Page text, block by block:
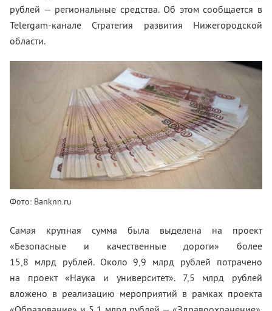
рублей — региональные средства. Об этом сообщается в
Telergam-канале Стратегия развития Нижегородской
области.
Фото: Banknn.ru
Самая крупная сумма была выделена на проект
«Безопасные и качественные дороги» более
15,8 млрд рублей. Около 9,9 млрд рублей потрачено
на проект «Наука и университет». 7,5 млрд рублей
вложено в реализацию мероприятий в рамках проекта